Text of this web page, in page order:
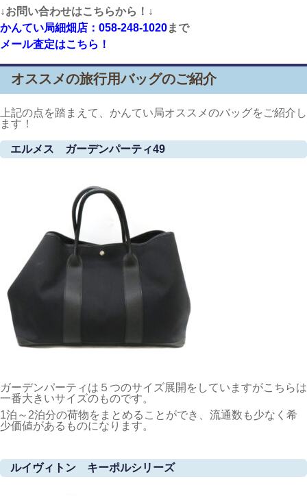
↓お問い合わせはこちらから！↓
かんてい局細畑店：058-248-1020まで
メール査定はこちら！
オススメの旅行用バッグのご紹介
上記の点を踏まえて、かんてい局オススメのバッグをご紹介し
ます！
エルメス ガーデンパーティ49
ガーデンパーティは５つのサイズ展開をしていますがこちらは
一番大きいサイズのものです。
1泊～2泊分の荷物をまとめることができ、流通数も少なく希
少価値があるものになります。
ルイヴィトン キーポルシリーズ